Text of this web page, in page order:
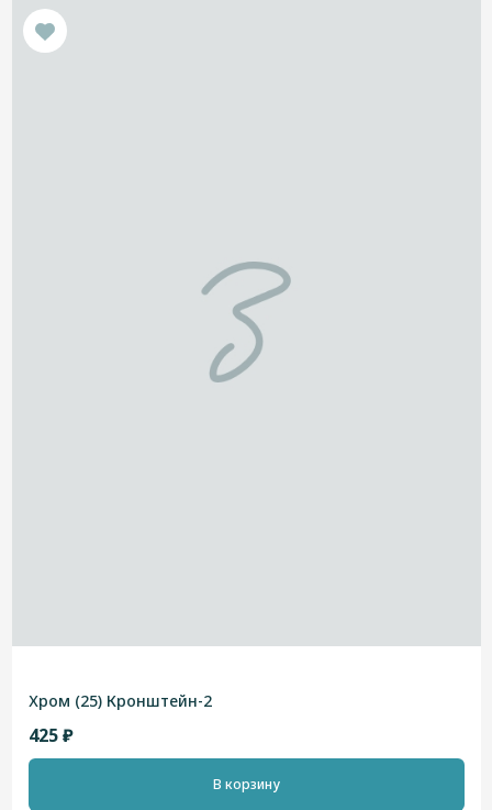
Хром (25) Кронштейн-2
425 ₽
В корзину